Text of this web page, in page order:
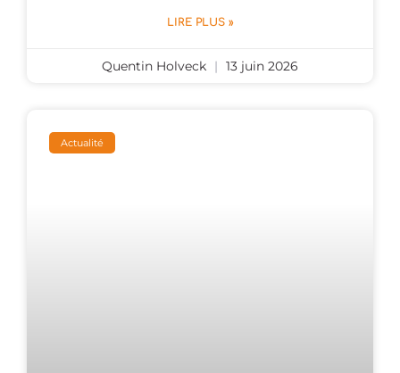
LIRE PLUS »
Quentin Holveck 13 juin 2026
Actualité